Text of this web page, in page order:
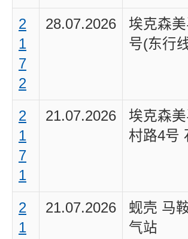
2
1
7
2
28.07.2026
埃克森
号(东行
2
1
7
1
21.07.2026
埃克森
村路4号
2
1
21.07.2026
蚬壳 马
气站